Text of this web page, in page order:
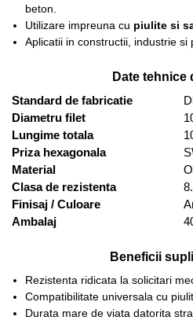
beton.
Utilizare impreuna cu piulite si
Aplicatii in constructii, industrie si
Date tehnice
Standard de fabricatie
Diametru filet
Lungime totala
Priza hexagonala
Material
Clasa de rezistenta
Finisaj / Culoare
Ambalaj
Beneficii
Rezistenta ridicata la solicitari
Compatibilitate universala cu
Durata mare de viata datorita